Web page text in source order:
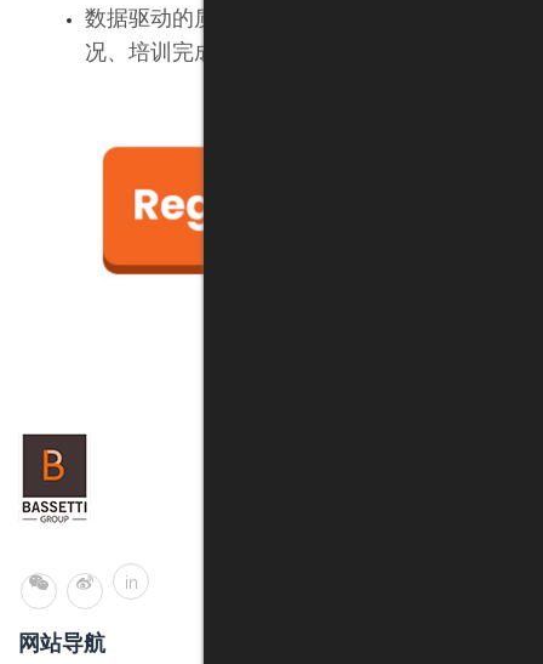
数据驱动的质量管理：生成实时的关键绩效指
况、培训完成率及整体系统健康度。
in
网站导航